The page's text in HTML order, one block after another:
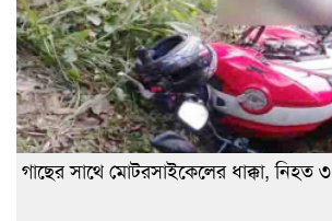
গাছের সাথে মোটরসাইকেলের ধাক্কা, নিহত ৩